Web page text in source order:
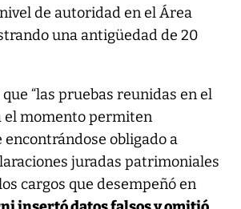
de autoridad en el Área
una antigüedad de 20
“las pruebas reunidas en el
el momento permiten
encontrándose obligado a
juradas patrimoniales
cargos que desempeñó en